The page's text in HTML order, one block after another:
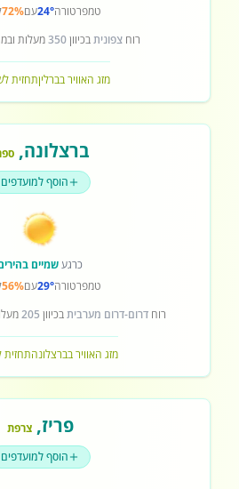
טמפרטורה24°עם72%
רוחצפוניתבכיוון350מעלות
מזג האוויר בברליןתחזית
ברצלונה,
הוסף למועדפים
כרגעשמיים
טמפרטורה29°עם56%
רוח דרום-דרום מערביתבכיוון 205
מזג האוויר בברצלונהתחזית
פריז,צרפת
הוסף למועדפים